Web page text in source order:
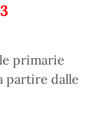
primarie
partire dalle